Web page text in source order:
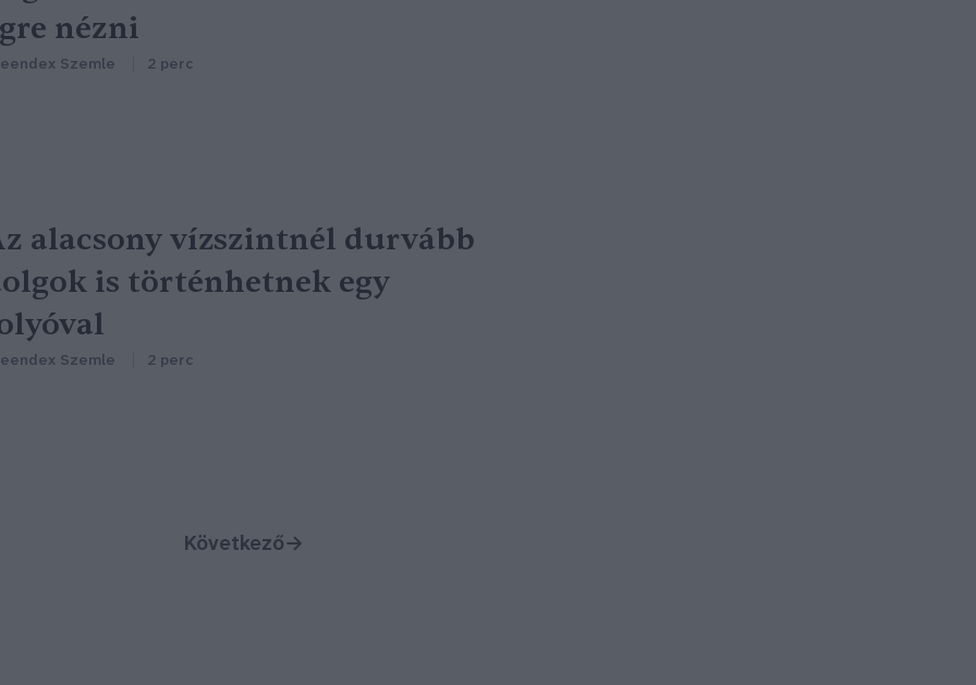
nézni
Szemle 2 perc
alacsony vízszintnél durvább
is történhetnek egy
Szemle 2 perc
Következő→